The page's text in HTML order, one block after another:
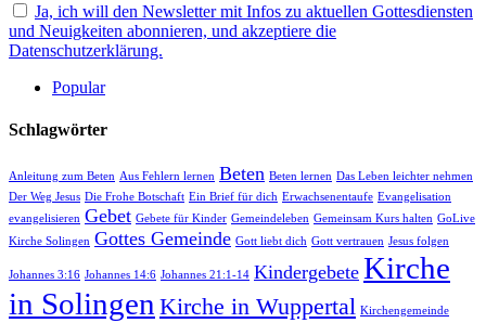
Ja, ich will den Newsletter mit Infos zu aktuellen Gottesdiensten
und Neuigkeiten abonnieren, und akzeptiere die
Datenschutzerklärung.
Popular
Schlagwörter
Anleitung zum Beten Aus Fehlern lernen Beten Beten lernen Das Leben leichter nehmen
Der Weg Jesus Die Frohe Botschaft Ein Brief für dich Erwachsenentaufe Evangelisation
evangelisieren Gebet Gebete für Kinder Gemeindeleben Gemeinsam Kurs halten GoLive
Kirche Solingen Gottes Gemeinde Gott liebt dich Gott vertrauen Jesus folgen
Johannes 3:16 Johannes 14:6 Johannes 21:1-14 Kindergebete Kirche
in Solingen Kirche in Wuppertal Kirchengemeinde